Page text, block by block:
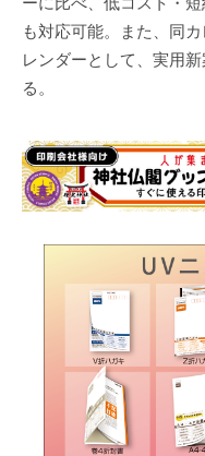
も対応可能。また、同
レンダーとして、実用
る。